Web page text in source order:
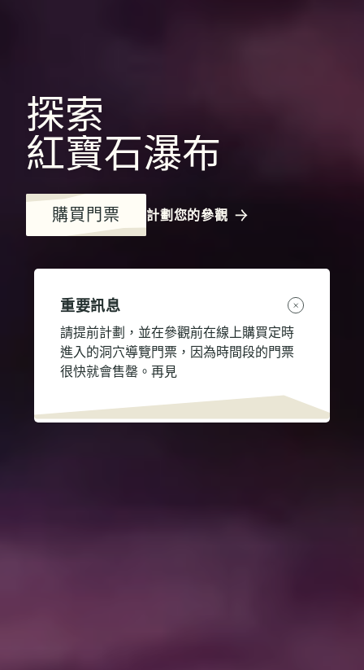
探索
紅寶石瀑布
購買門票 計劃您的參觀
重要訊息
請提前計劃，並在參觀前在線上購買定時
進入的洞穴導覽門票，因為時間段的門票
很快就會售罄。再見